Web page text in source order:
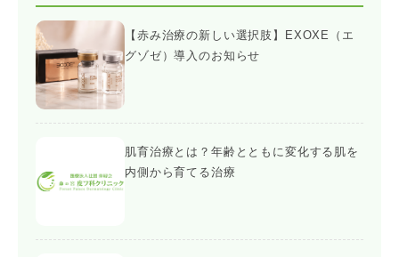
【赤み治療の新しい選択肢】EXOXE（エ
グゾゼ）導入のお知らせ
肌育治療とは？年齢とともに変化する肌を
内側から育てる治療